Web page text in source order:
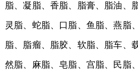
脂、凝脂、香脂、脂膏、脂油、
灵脂、蛇脂、口脂、鱼脂、燕脂
脂、脂瘤、脂胶、软脂、脂车、
然脂、麻脂、皂脂、宫脂、民脂